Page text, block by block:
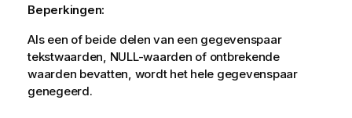
Beperkingen:
Als een of beide delen van een gegevenspaar
tekstwaarden, NULL-waarden of ontbrekende
waarden bevatten, wordt het hele gegevenspaar
genegeerd.